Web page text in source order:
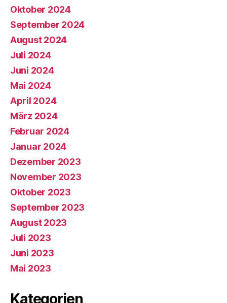
Oktober 2024
September 2024
August 2024
Juli 2024
Juni 2024
Mai 2024
April 2024
März 2024
Februar 2024
Januar 2024
Dezember 2023
November 2023
Oktober 2023
September 2023
August 2023
Juli 2023
Juni 2023
Mai 2023
Kategorien